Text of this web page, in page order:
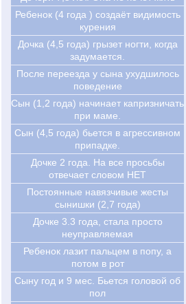
Ребенок (4 года ) создаёт видимость
курения
Дочка (4,5 года) грызет ногти, когда
задумается.
После переезда у сына ухудшилось
поведение
Сын (1,2 года) начинает капризничать
при маме.
Сын (4,5 года) бьется в агрессивном
припадке.
Дочке 2 года. На все просьбы
отвечает словом НЕТ
Постоянные навязчивые жесты
сынишки (2,7 года)
Дочке 3.3 года, стала просто
неуправляемая
Ребенок лазит пальцем в попу, а
потом в рот
Сыну год и 9 мес. Бьется головой об
пол